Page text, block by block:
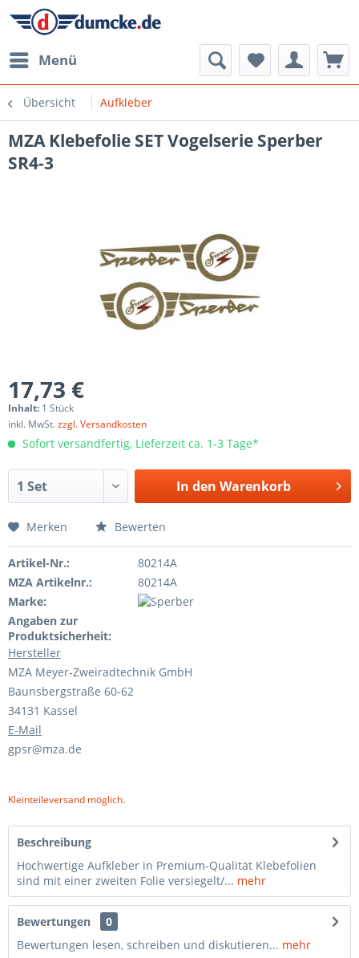
Menü
Übersicht Aufkleber
MZA Klebefolie SET Vogelserie Sperber
SR4-3
17,73 €
Inhalt: 1 Stück
inkl. MwSt.zzgl. Versandkosten
Sofort versandfertig, Lieferzeit ca. 1-3 Tage*
In den Warenkorb
Merken Bewerten
Artikel-Nr.:
80214A
MZA Artikelnr.:
80214A
Marke:
Angaben zur
Produktsicherheit:
Hersteller
MZA Meyer-Zweiradtechnik GmbH
Baunsbergstraße 60-62
34131 Kassel
E-Mail
gpsr@mza.de
Kleinteileversand möglich.
Beschreibung
Hochwertige Aufkleber in Premium-Qualität Klebefolien
sind mit einer zweiten Folie versiegelt/... mehr
Bewertungen
0
Bewertungen lesen, schreiben und diskutieren... mehr